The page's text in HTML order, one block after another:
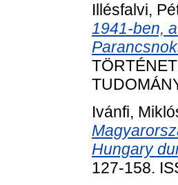
Illésfalvi,
1941-ben,
Ivánfi,
Hungary
127-158.